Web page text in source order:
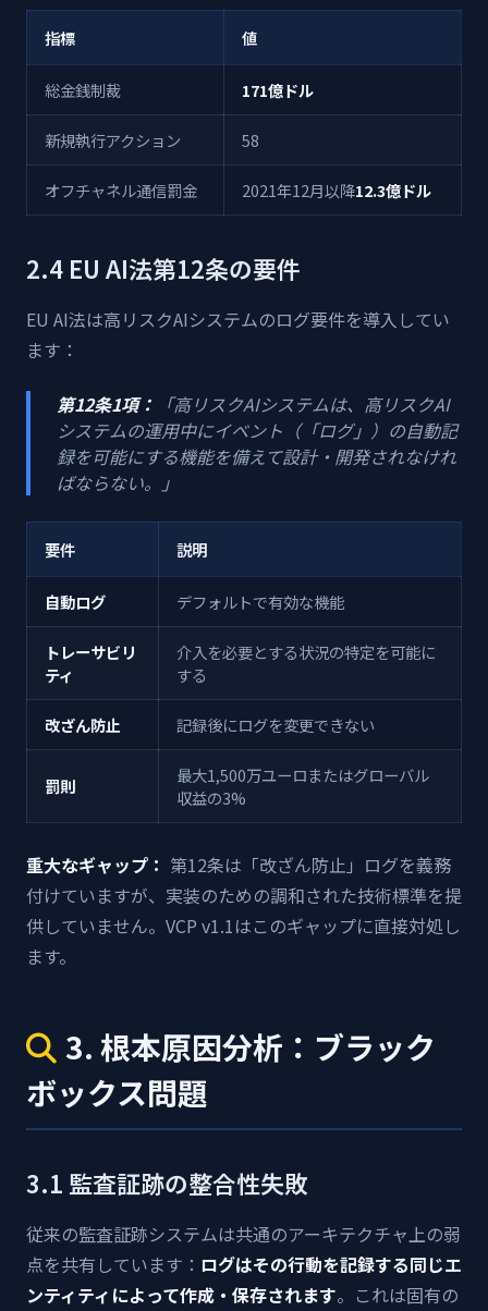
指標 値
総金銭制裁 171億ドル
新規執行アクション 58
オフチャネル通信罰金 2021年12月以降12.3億ドル
2.4 EU AI法第12条の要件
EU AI法は高リスクAIシステムのログ要件を導入してい
ます：
第12条1項：
「高リスクAIシステムは、高リスクAI
システムの運用中にイベント（「ログ」）の自動記
録を可能にする機能を備えて設計・開発されなけれ
ばならない。」
要件 説明
自動ログ デフォルトで有効な機能
トレーサビリ
ティ
介入を必要とする状況の特定を可能に
する
改ざん防止 記録後にログを変更できない
罰則
最大1,500万ユーロまたはグローバル
収益の3%
重大なギャップ： 第12条は「改ざん防止」ログを義務
付けていますが、実装のための調和された技術標準を提
供していません。VCP v1.1はこのギャップに直接対処し
ます。
3. 根本原因分析：ブラック
ボックス問題
3.1 監査証跡の整合性失敗
従来の監査証跡システムは共通のアーキテクチャ上の弱
点を共有しています： ログはその行動を記録する同じエ
ンティティによって作成・保存されます。これは固有の